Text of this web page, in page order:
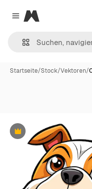
Close menu
Magnific
Startseite/Stock/Vektoren/
Premium